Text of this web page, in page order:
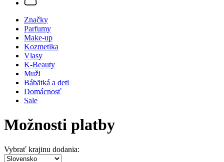
Značky
Parfumy
Make-up
Kozmetika
Vlasy
K-Beauty
Muži
Bábätká a deti
Domácnosť
Sale
Možnosti platby
Vybrať krajinu dodania: